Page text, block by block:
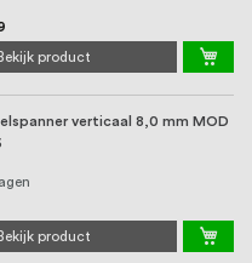
Bekijk product
verticaal 8,0 mm MOD
Bekijk product